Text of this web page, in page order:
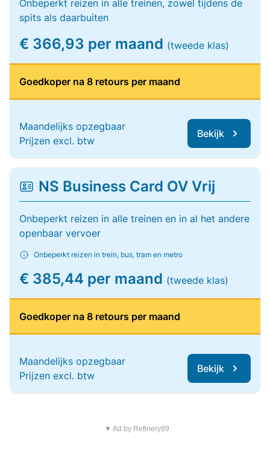
Onbeperkt reizen in alle treinen, zowel tijdens de
spits als daarbuiten
€ 366,93 per maand (tweede klas)
Goedkoper na 8 retours per maand
Maandelijks opzegbaar
Prijzen excl. btw
Bekijk
NS Business Card OV Vrij
Onbeperkt reizen in alle treinen en in al het andere
openbaar vervoer
Onbeperkt reizen in trein, bus, tram en metro
€ 385,44 per maand (tweede klas)
Goedkoper na 8 retours per maand
Maandelijks opzegbaar
Prijzen excl. btw
Bekijk
▼ Ad by Refinery89